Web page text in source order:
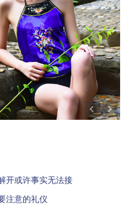
开或许事实无法接
注意的礼仪